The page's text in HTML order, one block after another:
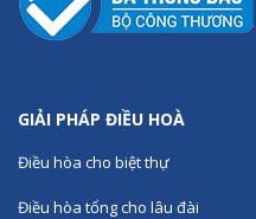
GIẢI PHÁP ĐIỀU HOÀ
Điều hòa cho biệt thự
Điều hòa tổng cho lâu đài